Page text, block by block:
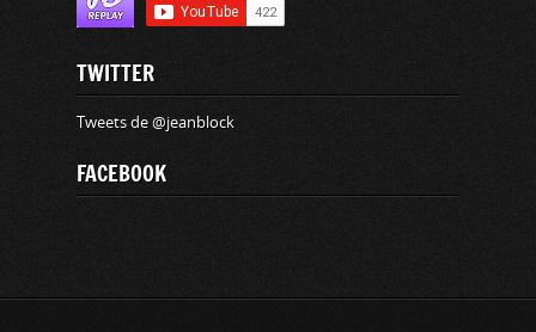
TWITTER
Tweets de @jeanblock
FACEBOOK